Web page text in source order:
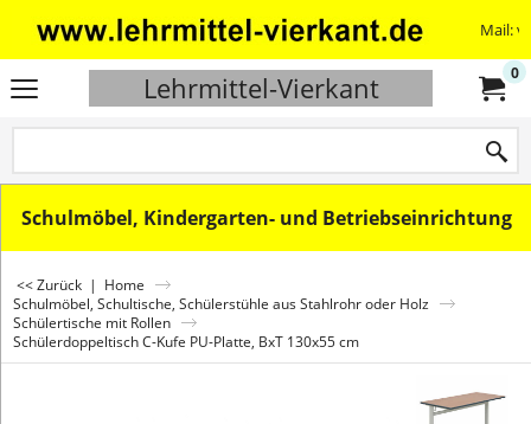
Mail:
Lehrmittel-Vierkant 0
Schulmöbel, Kindergarten- und Betriebseinrichtung
<< Zurück | Home
Schulmöbel, Schultische, Schülerstühle aus Stahlrohr oder Holz
Schülertische mit Rollen
Schülerdoppeltisch C-Kufe PU-Platte, BxT 130x55 cm